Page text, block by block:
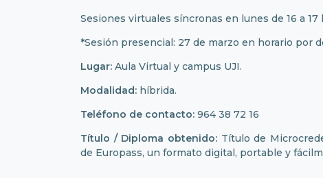
Sesiones virtuales síncronas en lunes de 16 a 17
*Sesión presencial: 27 de marzo en horario por
Lugar: Aula Virtual y campus UJI.
Modalidad: híbrida.
Teléfono de contacto: 964 38 72 16
Título / Diploma obtenido:Título de
de Europass, un formato digital, portable y